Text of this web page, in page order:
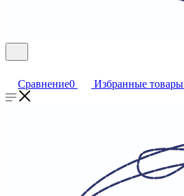
Сравнение0 Избранные товары